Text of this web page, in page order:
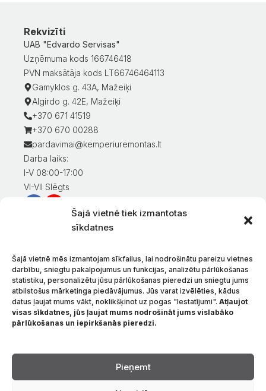
Šajā vietnē tiek izmantotas
sīkdatnes
Šajā vietnē mēs izmantojam sīkfailus, lai nodrošinātu pareizu vietnes
darbību, sniegtu pakalpojumus un funkcijas, analizētu pārlūkošanas
statistiku, personalizētu jūsu pārlūkošanas pieredzi un sniegtu jums
atbilstošus mārketinga piedāvājumus. Jūs varat izvēlēties, kādus
datus ļaujat mums vākt, noklikšķinot uz pogas "Iestatījumi". Atļaujot
visas sīkdatnes, jūs ļaujat mums nodrošināt jums vislabāko
pārlūkošanas un iepirkšanās pieredzi.
Pieņemt
Rekvizīti
UAB "Edvardo Servisas"
Uzņēmuma kods 166746418
PVN maksātāja kods LT66746464113
Gamyklos g. 43A, Mažeiķi
Algirdo g. 42E, Mažeiķi
+370 671 41519
+370 670 00288
pardavimai@kemperiuremontas.lt
Darba laiks:
I-V 08:00-17:00
VI-VII Slēgts
Informācija klientiem
Preču piegāde
Preču atgriešana
Nosacījumi un noteikumi
Konfidencialitātes politika
Par mums
Valoda